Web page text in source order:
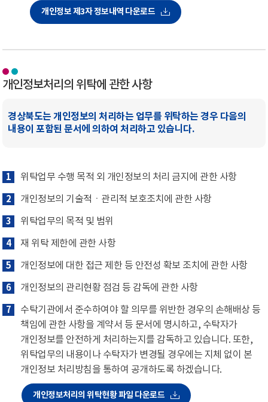
개인정보 제3자 정보내역 다운로드
개인정보처리의 위탁에 관한 사항
경상북도는 개인정보의 처리하는 업무를 위탁하는 경우 다음의
내용이 포함된 문서에 의하여 처리하고 있습니다.
1 위탁업무 수행 목적 외 개인정보의 처리 금지에 관한 사항
2 개인정보의 기술적ㆍ관리적 보호조치에 관한 사항
3 위탁업무의 목적 및 범위
4 재 위탁 제한에 관한 사항
5 개인정보에 대한 접근 제한 등 안전성 확보 조치에 관한 사항
6 개인정보의 관리현황 점검 등 감독에 관한 사항
7
수탁기관에서 준수하여야 할 의무를 위반한 경우의 손해배상 등
책임에 관한 사항을 계약서 등 문서에 명시하고, 수탁자가
개인정보를 안전하게 처리하는지를 감독하고 있습니다. 또한,
위탁업무의 내용이나 수탁자가 변경될 경우에는 지체 없이 본
개인정보 처리방침을 통하여 공개하도록 하겠습니다.
개인정보처리의 위탁현황 파일 다운로드